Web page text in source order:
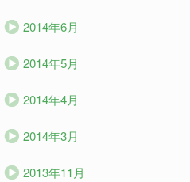
2014年6月
2014年5月
2014年4月
2014年3月
2013年11月